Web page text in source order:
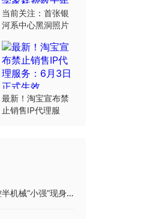
当前关注：首张银
河系中心黑洞照片
数十年研究
最新！淘宝宣布禁
止销售IP代理服
研究人员：可充电遥控半机械“小强”现身 能帮助检查危险区域或监测环境